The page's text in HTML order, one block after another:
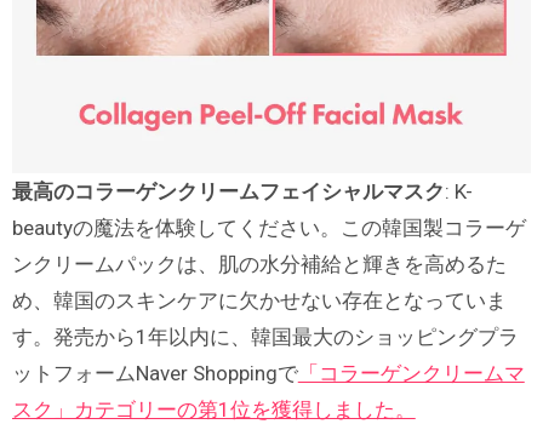
最高のコラーゲンクリームフェイシャルマスク: K-
beautyの魔法を体験してください。この韓国製コラーゲ
ンクリームパックは、肌の水分補給と輝きを高めるた
め、韓国のスキンケアに欠かせない存在となっていま
す。発売から1年以内に、韓国最大のショッピングプラ
ットフォームNaver Shoppingで「コラーゲンクリームマ
スク」カテゴリーの第1位を獲得しました。